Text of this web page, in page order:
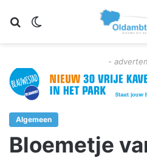
Zoeken
-
Algemeen
Bloemetje